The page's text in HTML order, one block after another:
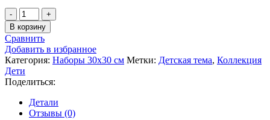
Количество
товара
Набор
бумаги
30,5х30,5см
«Дети»
8
листов
(PolkaDot)
В корзину
Сравнить
Добавить в избранное
Категория: Наборы 30х30 см Метки: Детская тема, Коллекция
Дети
Поделиться:
Детали
Отзывы (0)